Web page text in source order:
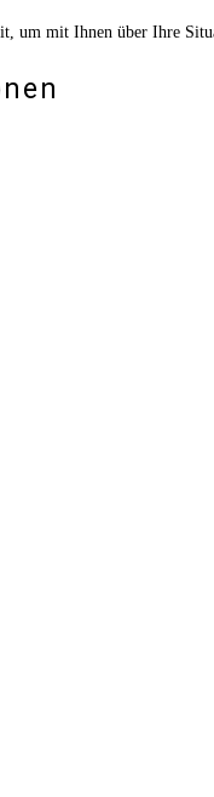
um mit Ihnen über Ihre